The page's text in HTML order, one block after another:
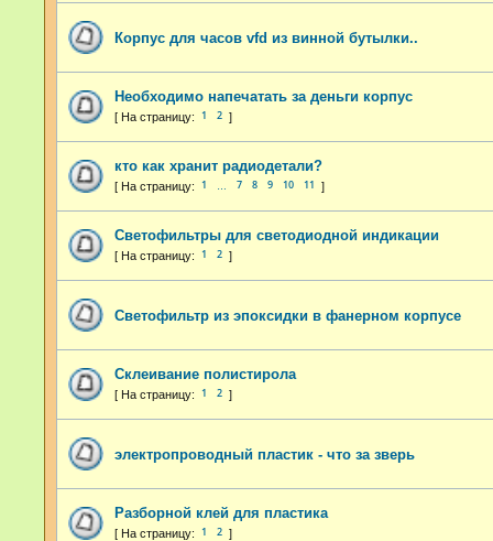
Корпус для часов vfd из винной бутылки..
Необходимо напечатать за деньги корпус
1 2
кто как хранит радиодетали?
1 7 8 9 10 11
Светофильтры для светодиодной индикации
1 2
Светофильтр из эпоксидки в фанерном корпусе
Склеивание полистирола
1 2
электропроводный пластик - что за зверь
Разборной клей для пластика
1 2